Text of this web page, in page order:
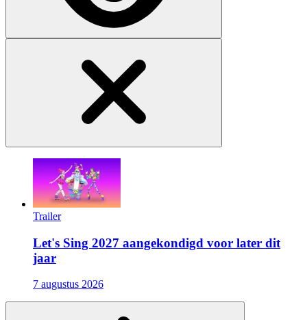
Trailer
Let's Sing 2027 aangekondigd voor later dit
jaar
7 augustus 2026